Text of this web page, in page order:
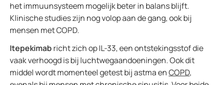
het immuunsysteem mogelijk beter in balans blijft.
Klinische studies zijn nog volop aan de gang, ook bij
mensen met COPD.
Itepekimab richt zich op IL-33, een ontstekingsstof die
vaak verhoogd is bij luchtwegaandoeningen. Ook dit
middel wordt momenteel getest bij astma enCOPD,